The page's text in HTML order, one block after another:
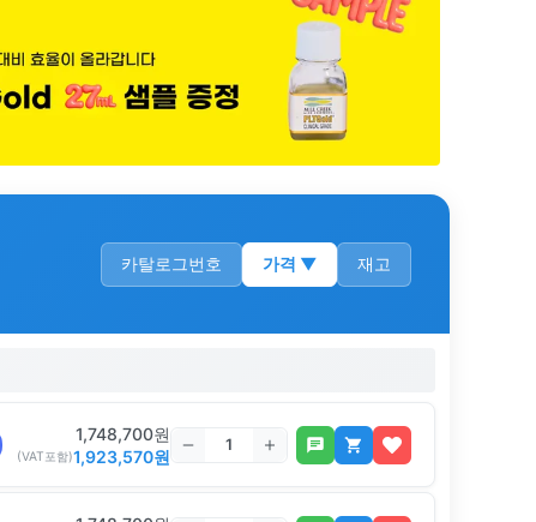
카탈로그번호 가격 ▼ 재고
1,748,700원
(VAT포함)1,923,570원